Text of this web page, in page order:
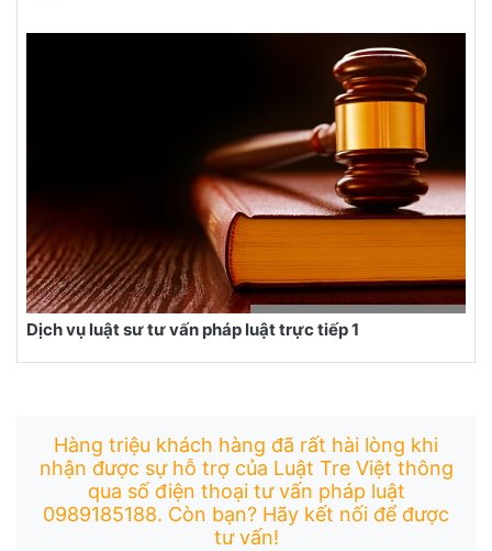
Dịch vụ luật sư tư vấn pháp luật trực tiếp 1
Hàng triệu khách hàng đã rất hài lòng khi
nhận được sự hỗ trợ của Luật Tre Việt thông
qua số điện thoại tư vấn pháp luật
0989185188. Còn bạn? Hãy kết nối để được
tư vấn!